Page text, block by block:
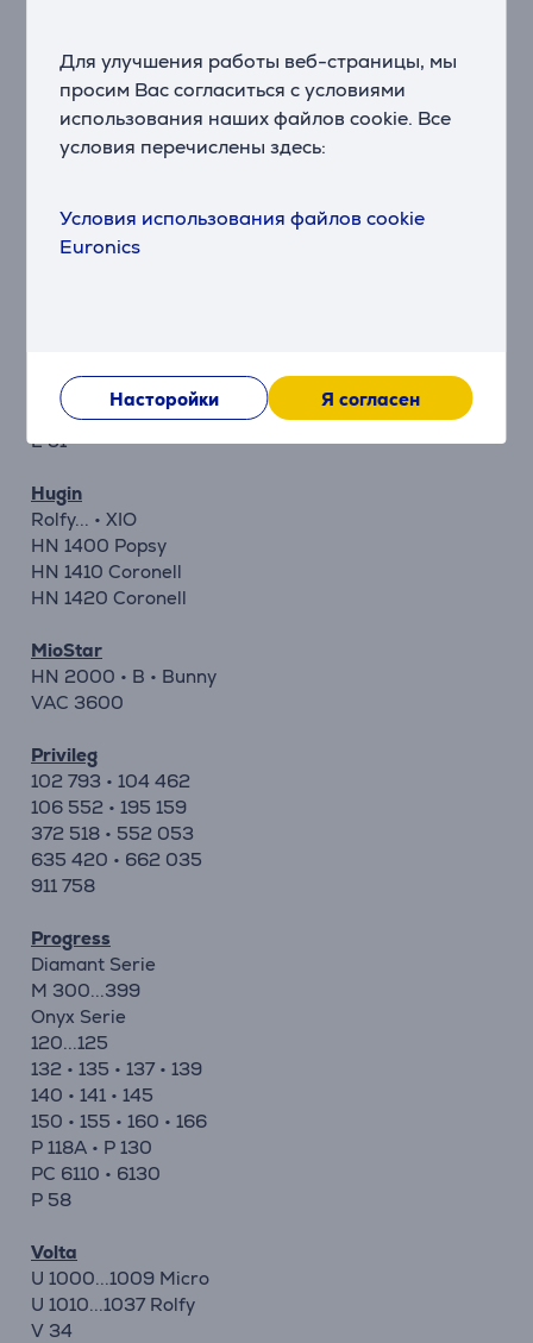
Для улучшения работы веб-страницы, мы
просим Вас согласиться с условиями
использования наших файлов cookie. Все
условия перечислены здесь:
Условия использования файлов cookie
Euronics
Насторойки Я согласен
920 Ecotec
E • EC
LX Exclusive
RX • S • SX
Space
GR 5
XlO... • The Boss...
Z 1010... 1037
E 51
Hugin
Rolfy... • XIO
HN 1400 Popsy
HN 1410 Coronell
HN 1420 Coronell
MioStar
HN 2000 • B • Bunny
VAC 3600
Privileg
102 793 • 104 462
106 552 • 195 159
372 518 • 552 053
635 420 • 662 035
911 758
Progress
Diamant Serie
M 300...399
Onyx Serie
120...125
132 • 135 • 137 • 139
140 • 141 • 145
150 • 155 • 160 • 166
P 118A • P 130
PC 6110 • 6130
P 58
Volta
U 1000...1009 Micro
U 1010...1037 Rolfy
V 34